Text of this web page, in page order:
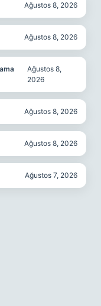
Ağustos 8, 2026
Ağustos 8, 2026
Ağustos 8,
2026
Ağustos 8, 2026
Ağustos 8, 2026
Ağustos 7, 2026